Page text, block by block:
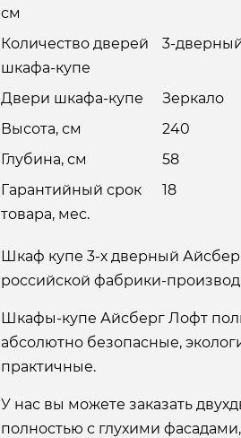
см
Количество дверей
шкафа-купе
3-
Двери шкафа-купе
Зеркало
Высота, см
240
Глубина, см
58
Гарантийный срок
товара, мес.
18
Шкаф купе 3-х дверный
российской фабрики-
Шкафы-купе Айсберг Лофт
абсолютно безопасные,
практичные.
У нас вы можете заказать
полностью с глухими